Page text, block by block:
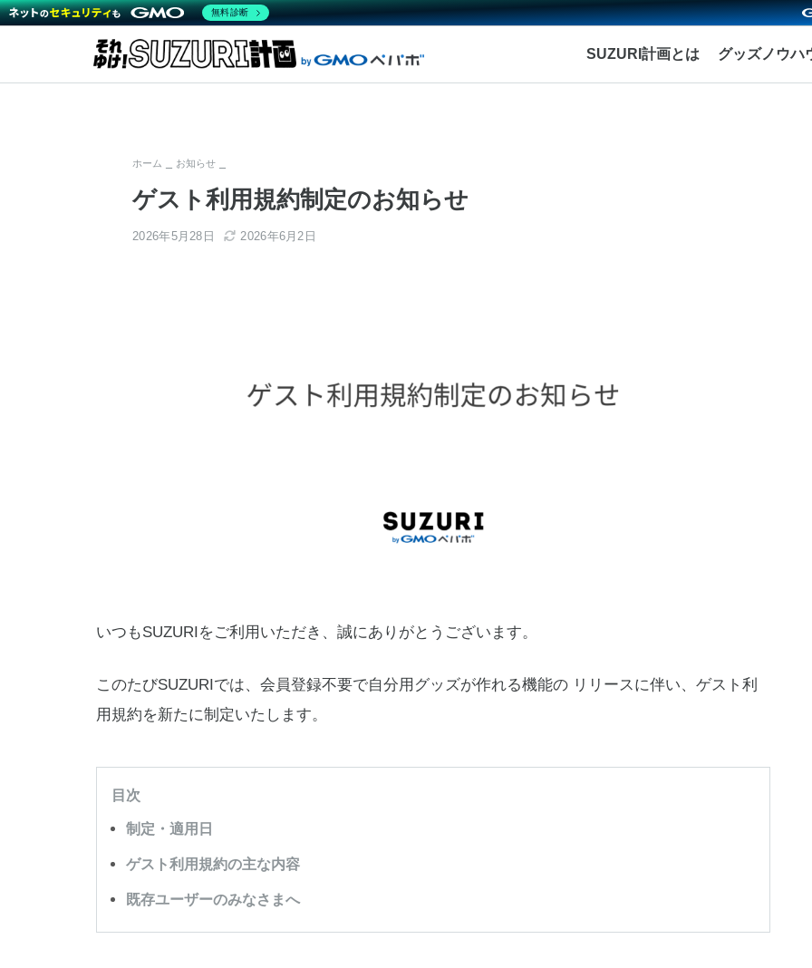
SUZURI計画とは グッズノウハ
ホーム お知らせ
ゲスト利用規約制定のお知らせ
2026年5月28日 2026年6月2日
いつもSUZURIをご利用いただき、誠にありがとうございます。
このたびSUZURIでは、会員登録不要で自分用グッズが作れる機能の リリースに伴い、ゲスト利
用規約を新たに制定いたします。
目次
制定・適用日
ゲスト利用規約の主な内容
既存ユーザーのみなさまへ
無料診断